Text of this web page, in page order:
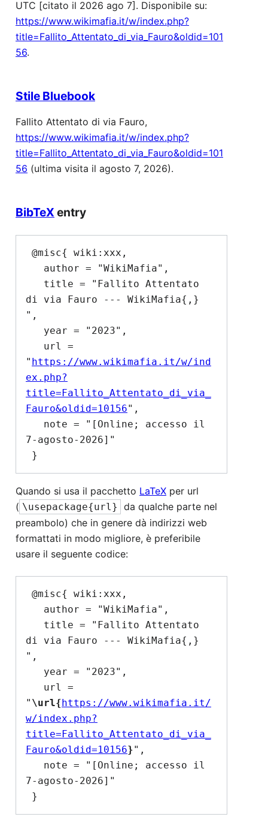
UTC [citato il 2026 ago 7]. Disponibile su:
https://www.wikimafia.it/w/index.php?
title=Fallito_Attentato_di_via_Fauro&oldid=101
56.
Stile Bluebook
Fallito Attentato di via Fauro,
https://www.wikimafia.it/w/index.php?
title=Fallito_Attentato_di_via_Fauro&oldid=101
56 (ultima visita il agosto 7, 2026).
BibTeX entry
di via Fauro --- WikiMafia{,}
",
" https://www.wikimafia.it/w/ind
ex.php?
title=Fallito_Attentato_di_via_
Fauro&oldid=10156",
7-agosto-2026]"
Quando si usa il pacchetto LaTeX per url
( \usepackage{url}
da qualche parte nel
preambolo) che in genere dà indirizzi web
formattati in modo migliore, è preferibile
usare il seguente codice:
di via Fauro --- WikiMafia{,}
",
" \url{https://www.wikimafia.it/
w/index.php?
title=Fallito_Attentato_di_via_
Fauro&oldid=10156}",
7-agosto-2026]"